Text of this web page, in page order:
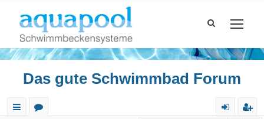
Das gute Schwimmbad Forum